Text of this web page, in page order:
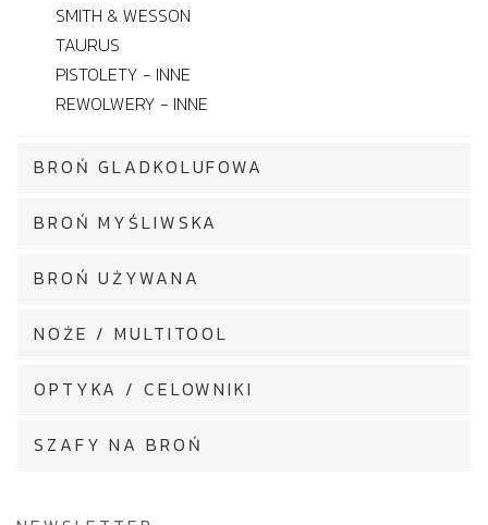
SMITH & WESSON
TAURUS
PISTOLETY - INNE
REWOLWERY - INNE
BROŃ GLADKOLUFOWA
BROŃ MYŚLIWSKA
BROŃ UŻYWANA
NOŻE / MULTITOOL
OPTYKA / CELOWNIKI
SZAFY NA BROŃ